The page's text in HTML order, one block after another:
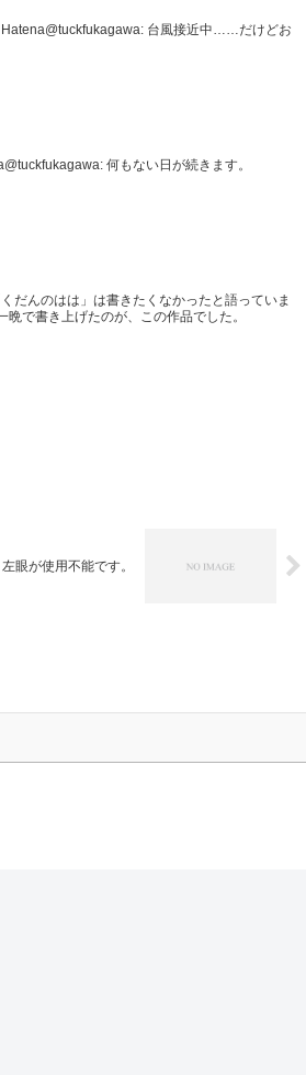
台風接近中……だけどお
何もない日が続きます。
だんのはは」は書きたくなかったと語っていま
で書き上げたのが、この作品でした。
左眼が使用不能です。